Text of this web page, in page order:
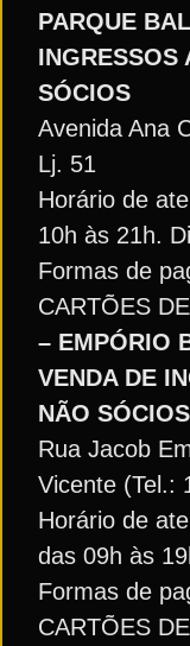
PARQUE
INGRESSOS
SÓCIOS
Avenida Ana
Lj. 51
Horário de
10h às 21h.
Formas de
CARTÕES
– EMPÓRIO
VENDA DE
NÃO SÓCIOS
Rua Jacob
Vicente (Tel.:
Horário de
das 09h às
Formas de
CARTÕES